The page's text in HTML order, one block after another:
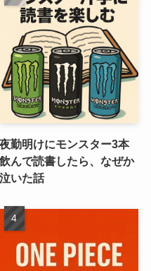
夜勤明けにモンスター3本
飲んで読書したら、なぜか
泣いた話